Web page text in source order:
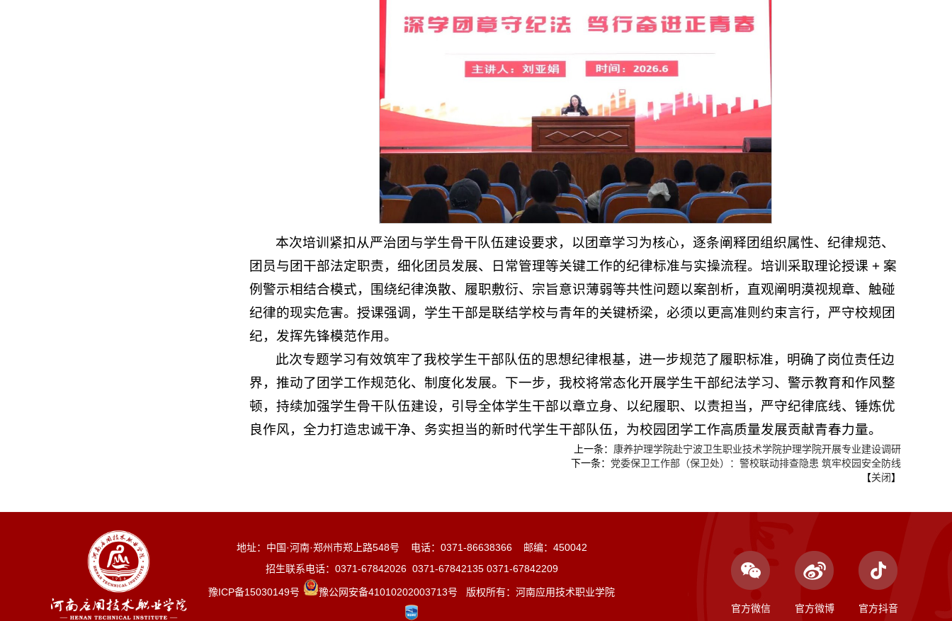
本次培训紧扣从严治团与学生骨干队伍建设要求，以团章学习为核心，逐条阐释团组织属性、纪律规范、
团员与团干部法定职责，细化团员发展、日常管理等关键工作的纪律标准与实操流程。培训采取理论授课 + 案
例警示相结合模式，围绕纪律涣散、履职敷衍、宗旨意识薄弱等共性问题以案剖析，直观阐明漠视规章、触碰
纪律的现实危害。授课强调，学生干部是联结学校与青年的关键桥梁，必须以更高准则约束言行，严守校规团
纪，发挥先锋模范作用。
此次专题学习有效筑牢了我校学生干部队伍的思想纪律根基，进一步规范了履职标准，明确了岗位责任边
界，推动了团学工作规范化、制度化发展。下一步，我校将常态化开展学生干部纪法学习、警示教育和作风整
顿，持续加强学生骨干队伍建设，引导全体学生干部以章立身、以纪履职、以责担当，严守纪律底线、锤炼优
良作风，全力打造忠诚干净、务实担当的新时代学生干部队伍，为校园团学工作高质量发展贡献青春力量。
上一条： 康养护理学院赴宁波卫生职业技术学院护理学院开展专业建设调研
下一条： 党委保卫工作部（保卫处）：警校联动排查隐患 筑牢校园安全防线
【关闭】
地址：中国·河南·郑州市郑上路548号 电话：0371-86638366 邮编：450042
招生联系电话：0371-67842026 0371-67842135 0371-67842209
豫ICP备15030149号 豫公网安备41010202003713号 版权所有：河南应用技术职业学院
官方微信
官方微博 官方抖音